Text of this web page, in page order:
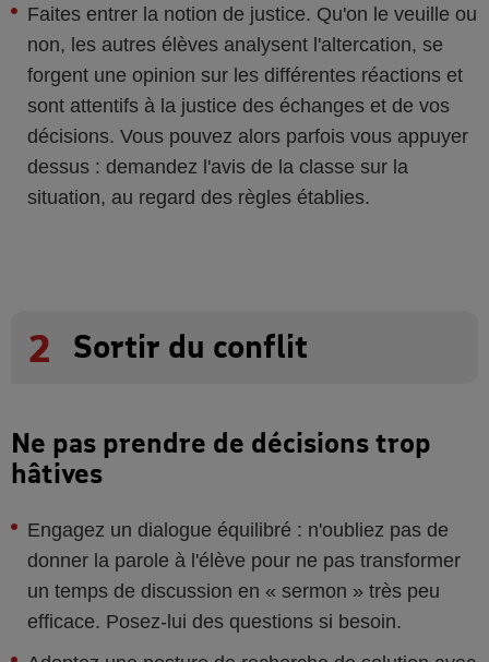
Faites entrer la notion de justice. Qu'on le veuille ou
non, les autres élèves analysent l'altercation, se
forgent une opinion sur les différentes réactions et
sont attentifs à la justice des échanges et de vos
décisions. Vous pouvez alors parfois vous appuyer
dessus : demandez l'avis de la classe sur la
situation, au regard des règles établies.
2 Sortir du conflit
Ne pas prendre de décisions trop
hâtives
Engagez un dialogue équilibré : n'oubliez pas de
donner la parole à l'élève pour ne pas transformer
un temps de discussion en « sermon » très peu
efficace. Posez-lui des questions si besoin.